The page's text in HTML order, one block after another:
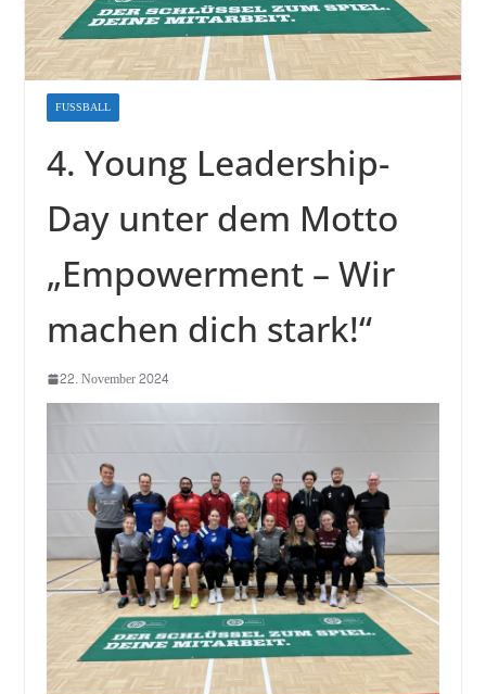
FUSSBALL
4. Young Leadership-
Day unter dem Motto
„Empowerment – Wir
machen dich stark!“
22. November 2024